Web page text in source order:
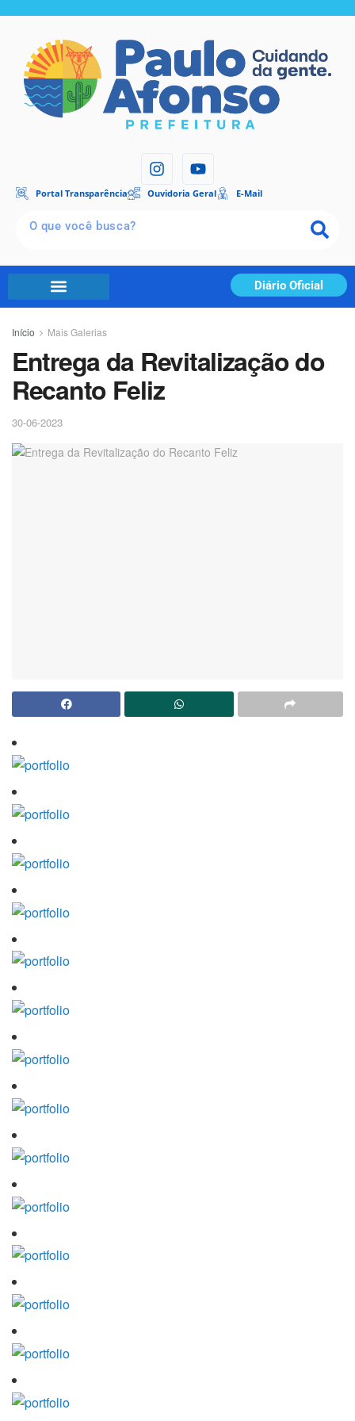
Portal Transparência Ouvidoria Geral E-Mail
Diário Oficial
Início Mais Galerias
Entrega da Revitalização do
Recanto Feliz
30-06-2023